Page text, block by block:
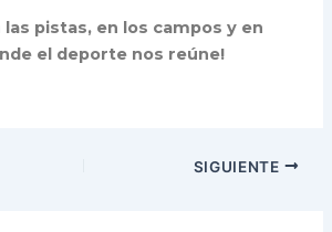
las pistas, en los campos y en
el deporte nos reúne!
SIGUIENTE